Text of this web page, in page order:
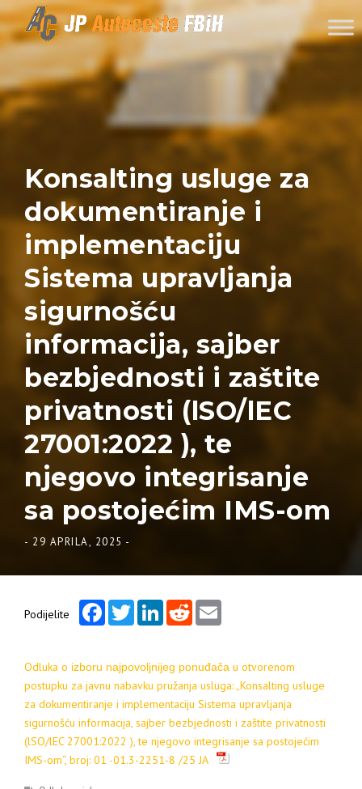
Skip to content
Konsalting usluge za
dokumentiranje i
implementaciju
Sistema upravljanja
sigurnošću
informacija, sajber
bezbjednosti i zaštite
privatnosti (lSO/lEC
27001:2022 ), te
njegovo integrisanje
sa postojećim IMS-om
- 29 APRILA, 2025 -
Podijelite
FacebookTwitterLinkedInReddit
Odluka o izboru najpovoljnijeg ponuđača u otvorenom
postupku za javnu nabavku pružanja usluga:„Konsalting usluge
za dokumentiranje i implementaciju Sistema upravljanja
sigurnošću informacija, sajber bezbjednosti i zaštite privatnosti
(lSO/lEC 27001:2022 ), te njegovo integrisanje sa postojećim
IMS-om“, broj: 01 -01.3-2251-8 /25 JA